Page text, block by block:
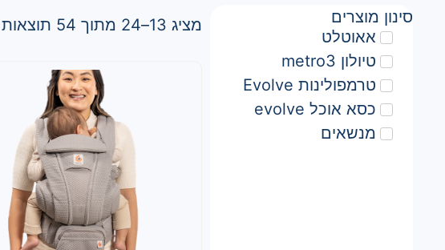
סינון מוצרים
אאוטלט
טיולון metro3
טרמפולינות Evolve
כסא אוכל evolve
מנשאים
מציג 13–24 מתוך 54 תוצאות